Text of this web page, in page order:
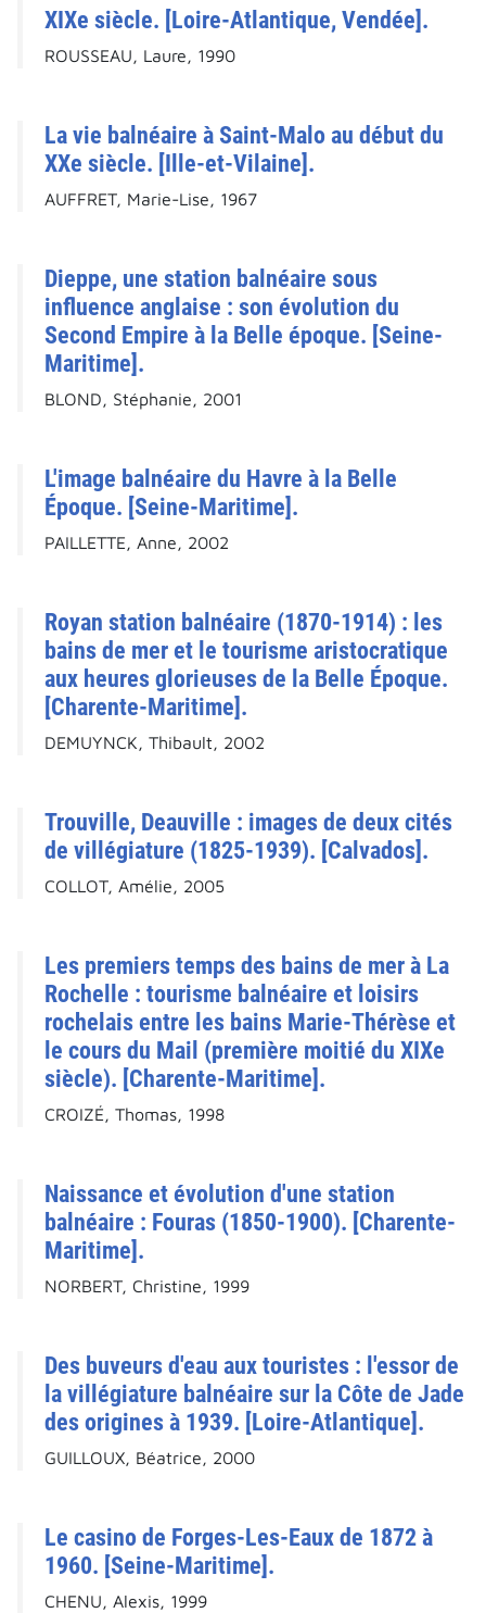
XIXe siècle. [Loire-Atlantique, Vendée].
ROUSSEAU, Laure, 1990
La vie balnéaire à Saint-Malo au début du
XXe siècle. [Ille-et-Vilaine].
AUFFRET, Marie-Lise, 1967
Dieppe, une station balnéaire sous
influence anglaise : son évolution du
Second Empire à la Belle époque. [Seine-
Maritime].
BLOND, Stéphanie, 2001
L'image balnéaire du Havre à la Belle
Époque. [Seine-Maritime].
PAILLETTE, Anne, 2002
Royan station balnéaire (1870-1914) : les
bains de mer et le tourisme aristocratique
aux heures glorieuses de la Belle Époque.
[Charente-Maritime].
DEMUYNCK, Thibault, 2002
Trouville, Deauville : images de deux cités
de villégiature (1825-1939). [Calvados].
COLLOT, Amélie, 2005
Les premiers temps des bains de mer à La
Rochelle : tourisme balnéaire et loisirs
rochelais entre les bains Marie-Thérèse et
le cours du Mail (première moitié du XIXe
siècle). [Charente-Maritime].
CROIZÉ, Thomas, 1998
Naissance et évolution d'une station
balnéaire : Fouras (1850-1900). [Charente-
Maritime].
NORBERT, Christine, 1999
Des buveurs d'eau aux touristes : l'essor de
la villégiature balnéaire sur la Côte de Jade
des origines à 1939. [Loire-Atlantique].
GUILLOUX, Béatrice, 2000
Le casino de Forges-Les-Eaux de 1872 à
1960. [Seine-Maritime].
CHENU, Alexis, 1999